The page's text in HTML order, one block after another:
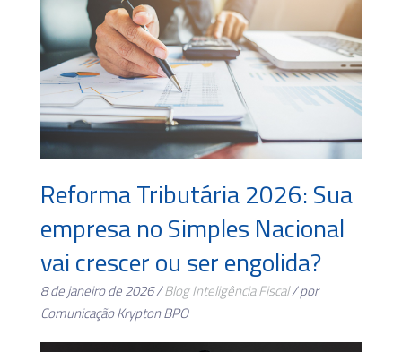
Reforma Tributária 2026: Sua
empresa no Simples Nacional
vai crescer ou ser engolida?
8 de janeiro de 2026 /BlogInteligência Fiscal/ por
Comunicação Krypton BPO